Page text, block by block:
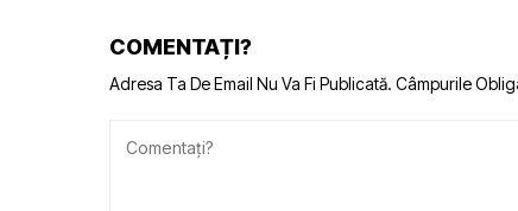
COMENTAȚI?
Adresa Ta De Email Nu Va Fi Publicată. Câmpurile